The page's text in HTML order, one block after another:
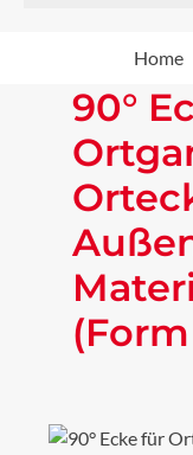
Home
90°
Bildergalerie